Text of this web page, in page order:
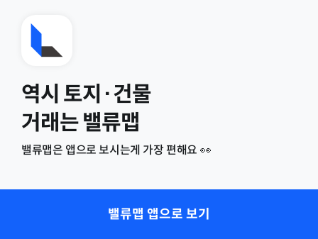
역시 토지·건물
거래는 밸류맵
밸류맵은 앱으로 보시는게 가장 편해요 👀
밸류맵 앱으로 보기